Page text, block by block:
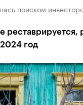
поиском
реставрируется,
год